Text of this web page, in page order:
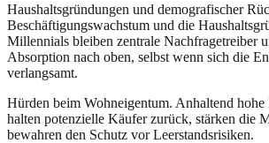
Haushaltsgründungen und demografischer
Beschäftigungswachstum und die
Millennials bleiben zentrale Nachfragetreiber
Absorption nach oben, selbst wenn sich die
verlangsamt.
Hürden beim Wohneigentum. Anhaltend hohe
halten potenzielle Käufer zurück, stärken die
bewahren den Schutz vor Leerstandsrisiken.